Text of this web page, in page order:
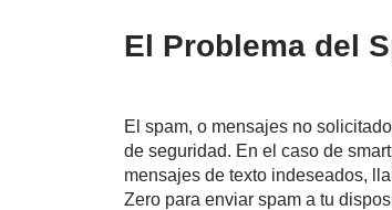
El Problema del
El spam, o mensajes no
de seguridad. En el caso de
mensajes de texto indeseados,
Zero para enviar spam a tu